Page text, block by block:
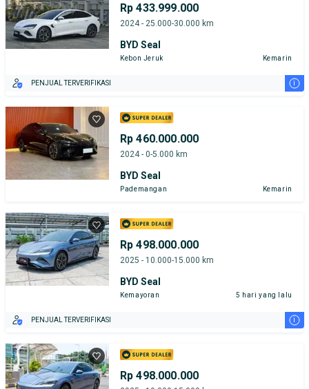
Rp 433.999.000
2024 - 25.000-30.000 km
BYD Seal
Kebon Jeruk Kemarin
PENJUAL TERVERIFIKASI i
Rp 460.000.000
2024 - 0-5.000 km
BYD Seal
Pademangan Kemarin
Rp 498.000.000
2025 - 10.000-15.000 km
BYD Seal
Kemayoran 5 hari yang lalu
PENJUAL TERVERIFIKASI i
Rp 498.000.000